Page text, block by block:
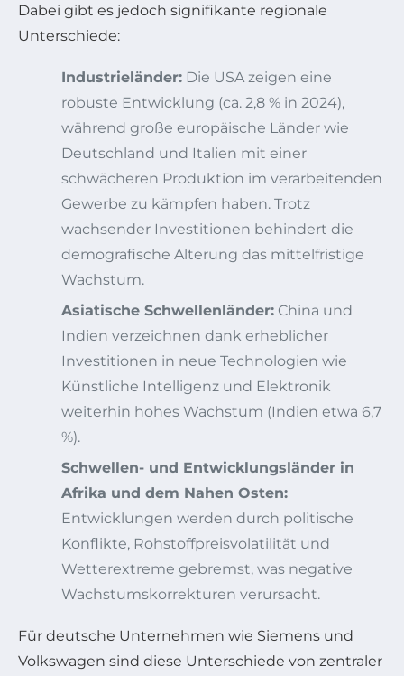
Dabei gibt es jedoch signifikante regionale
Unterschiede:
Industrieländer: Die USA zeigen eine
robuste Entwicklung (ca. 2,8 % in 2024),
während große europäische Länder wie
Deutschland und Italien mit einer
schwächeren Produktion im verarbeitenden
Gewerbe zu kämpfen haben. Trotz
wachsender Investitionen behindert die
demografische Alterung das mittelfristige
Wachstum.
Asiatische Schwellenländer: China und
Indien verzeichnen dank erheblicher
Investitionen in neue Technologien wie
Künstliche Intelligenz und Elektronik
weiterhin hohes Wachstum (Indien etwa 6,7
%).
Schwellen- und Entwicklungsländer in
Afrika und dem Nahen Osten:
Entwicklungen werden durch politische
Konflikte, Rohstoffpreisvolatilität und
Wetterextreme gebremst, was negative
Wachstumskorrekturen verursacht.
Für deutsche Unternehmen wie Siemens und
Volkswagen sind diese Unterschiede von zentraler